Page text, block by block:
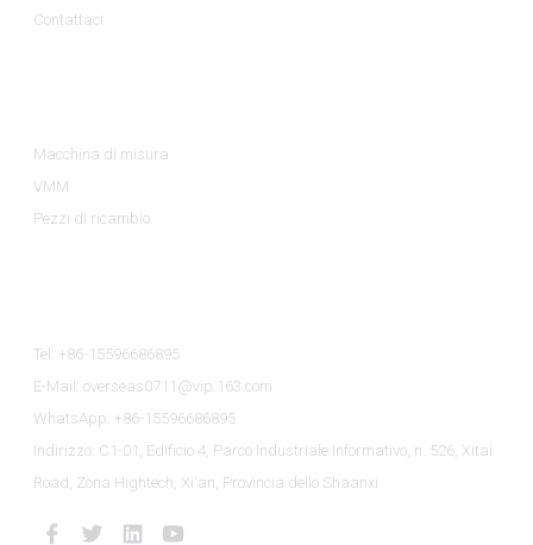
Contattaci
Macchina di misura
VMM
Pezzi di ricambio
Tel: +86-15596686895
E-Mail: overseas0711@vip.163.com
WhatsApp: +86-15596686895
Indirizzo: C1-01, Edificio 4, Parco Industriale Informativo, n. 526, Xitai
Road, Zona Hightech, Xi'an, Provincia dello Shaanxi